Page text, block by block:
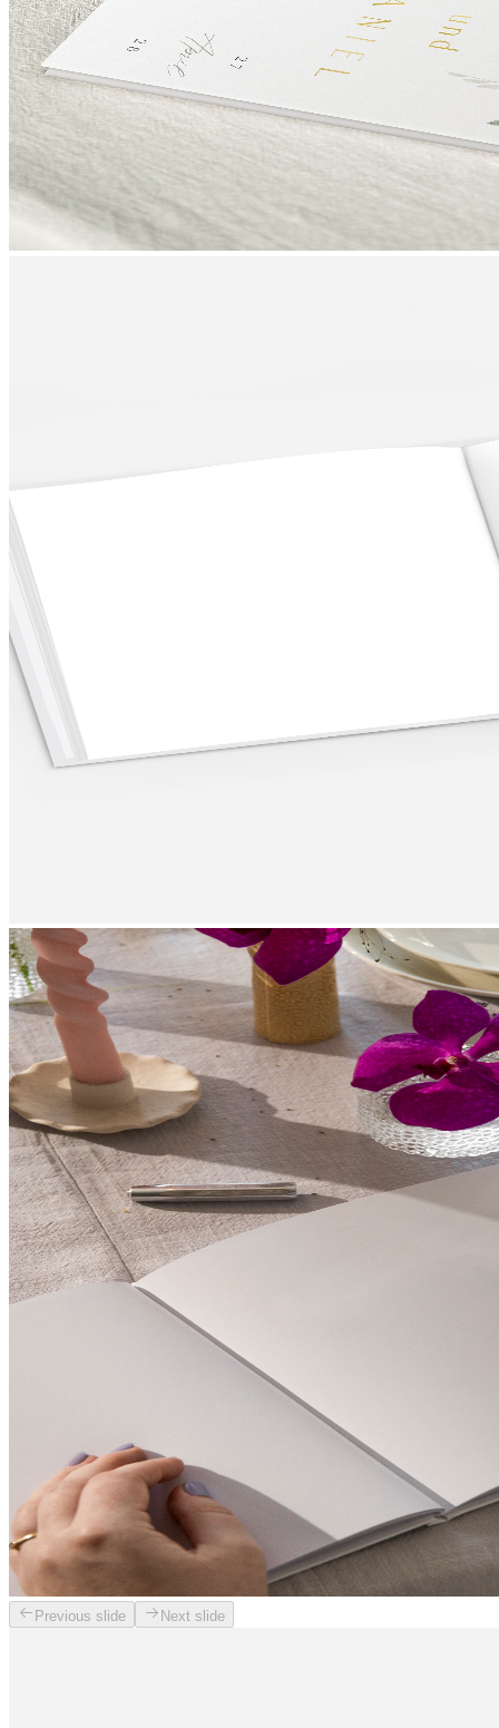
Previous slide Next slide